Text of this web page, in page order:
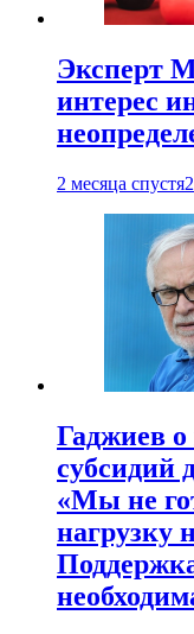
Эксперт
интерес
2 месяца спустя
Гаджиев
субсидий
«Мы не
нагрузку